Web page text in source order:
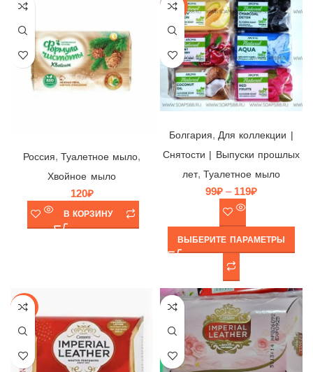
Россия, Туалетное мыло,
Хвойное мыло
120₽
В КОРЗИНУ
-25%
Болгария, Для коллекции |
Снятости | Выпуски прошлых
лет, Туалетное мыло
99₽ – 119₽
ВЫБЕРИТЕ ПАРАМЕТРЫ
-12%